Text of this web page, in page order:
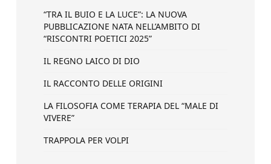
“TRA IL BUIO E LA LUCE”: LA NUOVA
PUBBLICAZIONE NATA NELL’AMBITO DI
“RISCONTRI POETICI 2025”
IL REGNO LAICO DI DIO
IL RACCONTO DELLE ORIGINI
LA FILOSOFIA COME TERAPIA DEL “MALE DI
VIVERE”
TRAPPOLA PER VOLPI